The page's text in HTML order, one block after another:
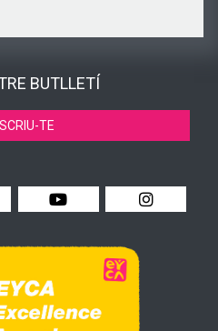
BUTLLETÍ
TE